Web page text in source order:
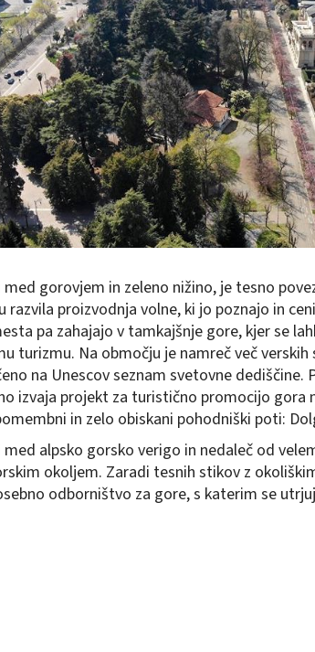
Biella
Alpsko mesto leta 2021
gorovjem in zeleno nižino, je tesno
proizvodnja volne, ki jo poznajo in
pa zahajajo v tamkajšnje gore, kjer se
turizmu. Na območju je namreč več
na Unescov seznam svetovne
izvaja projekt za turistično promocijo
in zelo obiskani pohodniški poti:
med alpsko gorsko verigo in nedaleč od
okoljem. Zaradi tesnih stikov z
odborništvo za gore, s katerim se